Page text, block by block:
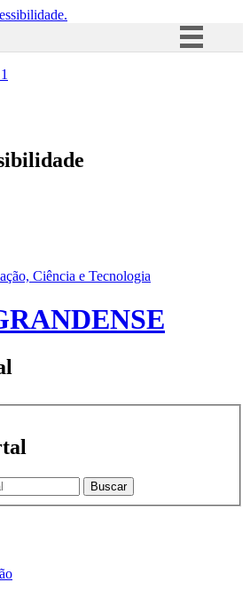
Acesso à informação
1
Ciência e Tecnologia
Buscar